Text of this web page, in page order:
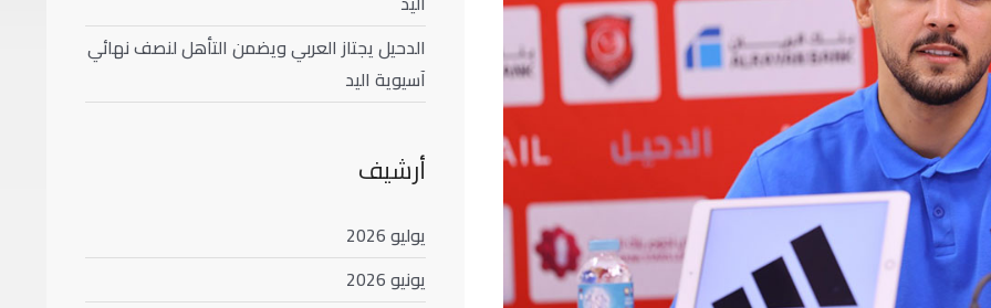
الدحيل يجتاز العربي ويضمن التأهل لنصف نهائي
آسيوية اليد
أرشيف
يوليو 2026
يونيو 2026